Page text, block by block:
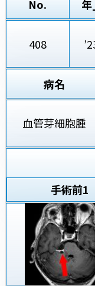
No.
408
病名
血管芽細胞腫
手術前1